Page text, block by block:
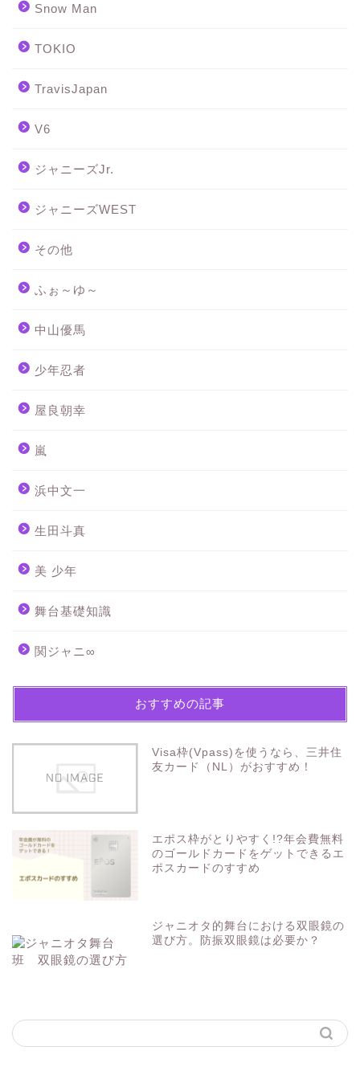
Snow Man
TOKIO
TravisJapan
V6
ジャニーズJr.
ジャニーズWEST
その他
ふぉ～ゆ～
中山優馬
少年忍者
屋良朝幸
嵐
浜中文一
生田斗真
美 少年
舞台基礎知識
関ジャニ∞
おすすめの記事
Visa枠(Vpass)を使うなら、三井住
友カード（NL）がおすすめ！
エポス枠がとりやすく!?年会費無料
のゴールドカードをゲットできるエ
ポスカードのすすめ
ジャニオタ的舞台における双眼鏡の
選び方。防振双眼鏡は必要か？